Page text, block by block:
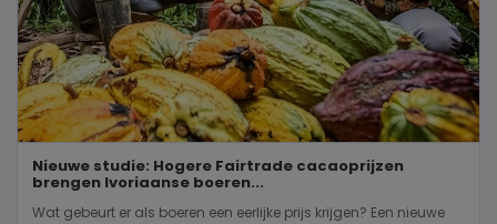
Nieuwe studie: Hogere Fairtrade cacaoprijzen
brengen Ivoriaanse boeren...
Wat gebeurt er als boeren een eerlijke prijs krijgen? Een nieuwe